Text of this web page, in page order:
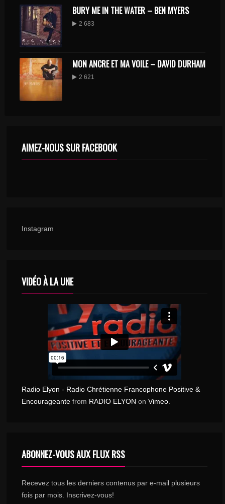
BURY ME IN THE WATER – BEN MYERS
2 683
MON ANCRE ET MA VOILE – DAVID DURHAM
2 621
AIMEZ-NOUS SUR FACEBOOK
Instagram
VIDÉO À LA UNE
Radio Elyon - Radio Chrétienne Francophone Positive &
Encourageante from RADIO ELYON onVimeo
ABONNEZ-VOUS AUX FLUX RSS
Recevez tous les derniers contenus par e-mail plusieurs
fois par mois. Inscrivez-vous!